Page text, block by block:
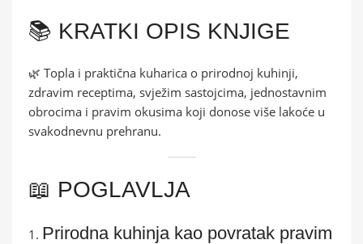
📚 KRATKI OPIS KNJIGE
🌿 Topla i praktična kuharica o prirodnoj kuhinji,
zdravim receptima, svježim sastojcima, jednostavnim
obrocima i pravim okusima koji donose više lakoće u
svakodnevnu prehranu.
📖 POGLAVLJA
Prirodna kuhinja kao povratak pravim